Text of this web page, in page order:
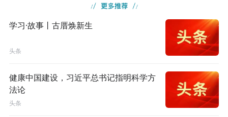
学习·故事丨古厝焕新生
头条
健康中国建设，习近平总书记指明科学方
法论
头条